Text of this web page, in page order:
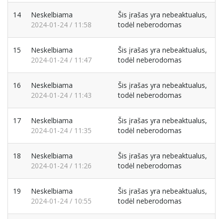
14
Neskelbiama
2024-01-24 / 11:58
Šis įrašas yra nebeaktualus,
todėl neberodomas
15
Neskelbiama
2024-01-24 / 11:47
Šis įrašas yra nebeaktualus,
todėl neberodomas
16
Neskelbiama
2024-01-24 / 11:43
Šis įrašas yra nebeaktualus,
todėl neberodomas
17
Neskelbiama
2024-01-24 / 11:35
Šis įrašas yra nebeaktualus,
todėl neberodomas
18
Neskelbiama
2024-01-24 / 11:26
Šis įrašas yra nebeaktualus,
todėl neberodomas
19
Neskelbiama
2024-01-24 / 10:55
Šis įrašas yra nebeaktualus,
todėl neberodomas